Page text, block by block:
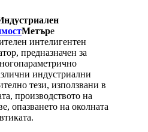
Метъре
интелигентен
предназначен за
индустриални
тези, използвани в
производството на
опазването на околната